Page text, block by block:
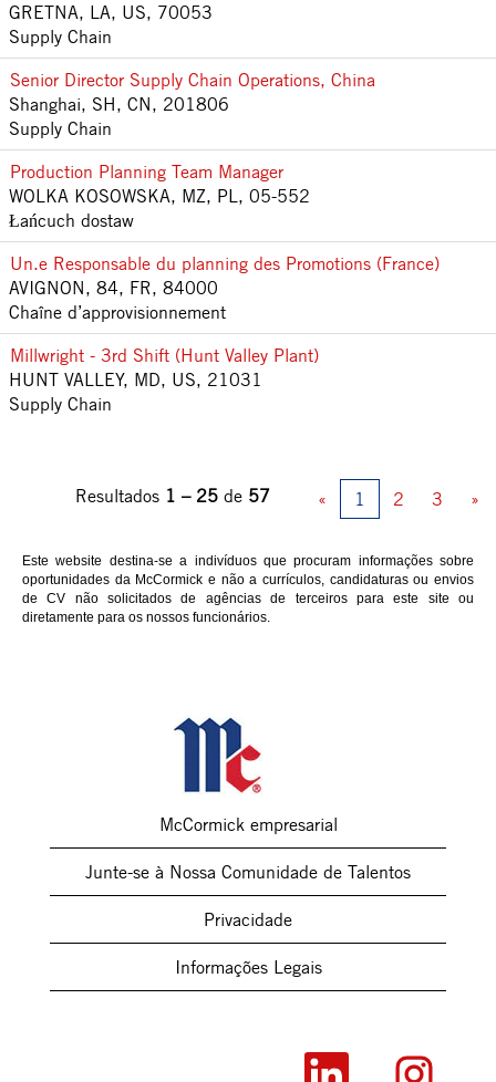
GRETNA, LA, US, 70053
Supply Chain
Senior Director Supply Chain Operations, China
Shanghai, SH, CN, 201806
Supply Chain
Production Planning Team Manager
WOLKA KOSOWSKA, MZ, PL, 05-552
Łańcuch dostaw
Un.e Responsable du planning des Promotions (France)
AVIGNON, 84, FR, 84000
Chaîne d’approvisionnement
Millwright - 3rd Shift (Hunt Valley Plant)
HUNT VALLEY, MD, US, 21031
Supply Chain
Resultados 1 – 25 de 57 « 1 2 3 »
Este website destina-se a indivíduos que procuram informações sobre
oportunidades da McCormick e não a currículos, candidaturas ou envios
de CV não solicitados de agências de terceiros para este site ou
diretamente para os nossos funcionários.
McCormick empresarial
Junte-se à Nossa Comunidade de Talentos
Privacidade
Informações Legais
A
A
b